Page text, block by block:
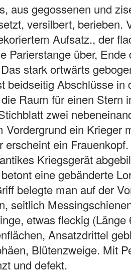
aus gegossenen und
versilbert, berieben.
Aufsatz., der
Parierstange über,
stark ortwärts
beidseitig Abschlüsse in
Raum für einen Stern
zwei
Vordergrund ein Krieger
erscheint ein
Kriegsgerät
eine gebänderte
belegte man auf der
seitlich
etwas fleckig
Ansatzdrittel
Blütenzweige. Mit
und defekt.